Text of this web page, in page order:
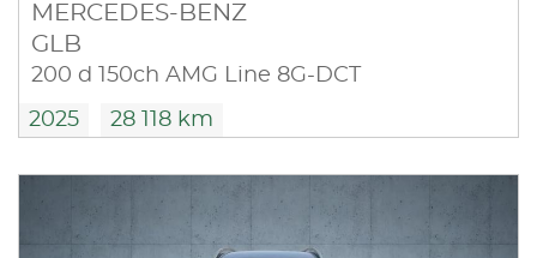
MERCEDES-BENZ
GLB
200 d 150ch AMG Line 8G-DCT
2025 28 118 km